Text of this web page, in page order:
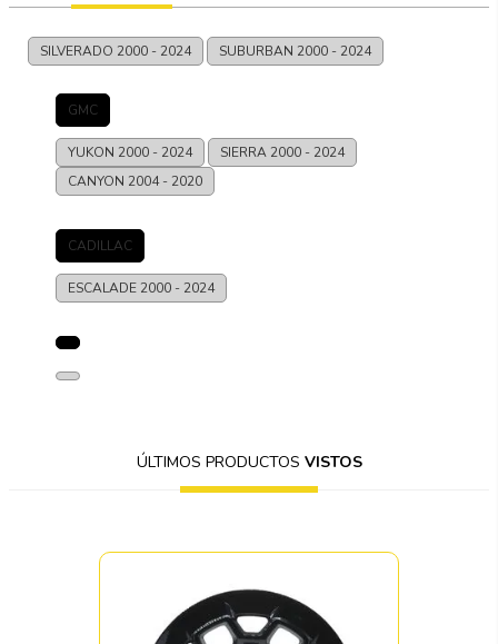
SILVERADO 2000 - 2024 SUBURBAN 2000 - 2024
GMC
YUKON 2000 - 2024 SIERRA 2000 - 2024
CANYON 2004 - 2020
CADILLAC
ESCALADE 2000 - 2024
ÚLTIMOS PRODUCTOS VISTOS